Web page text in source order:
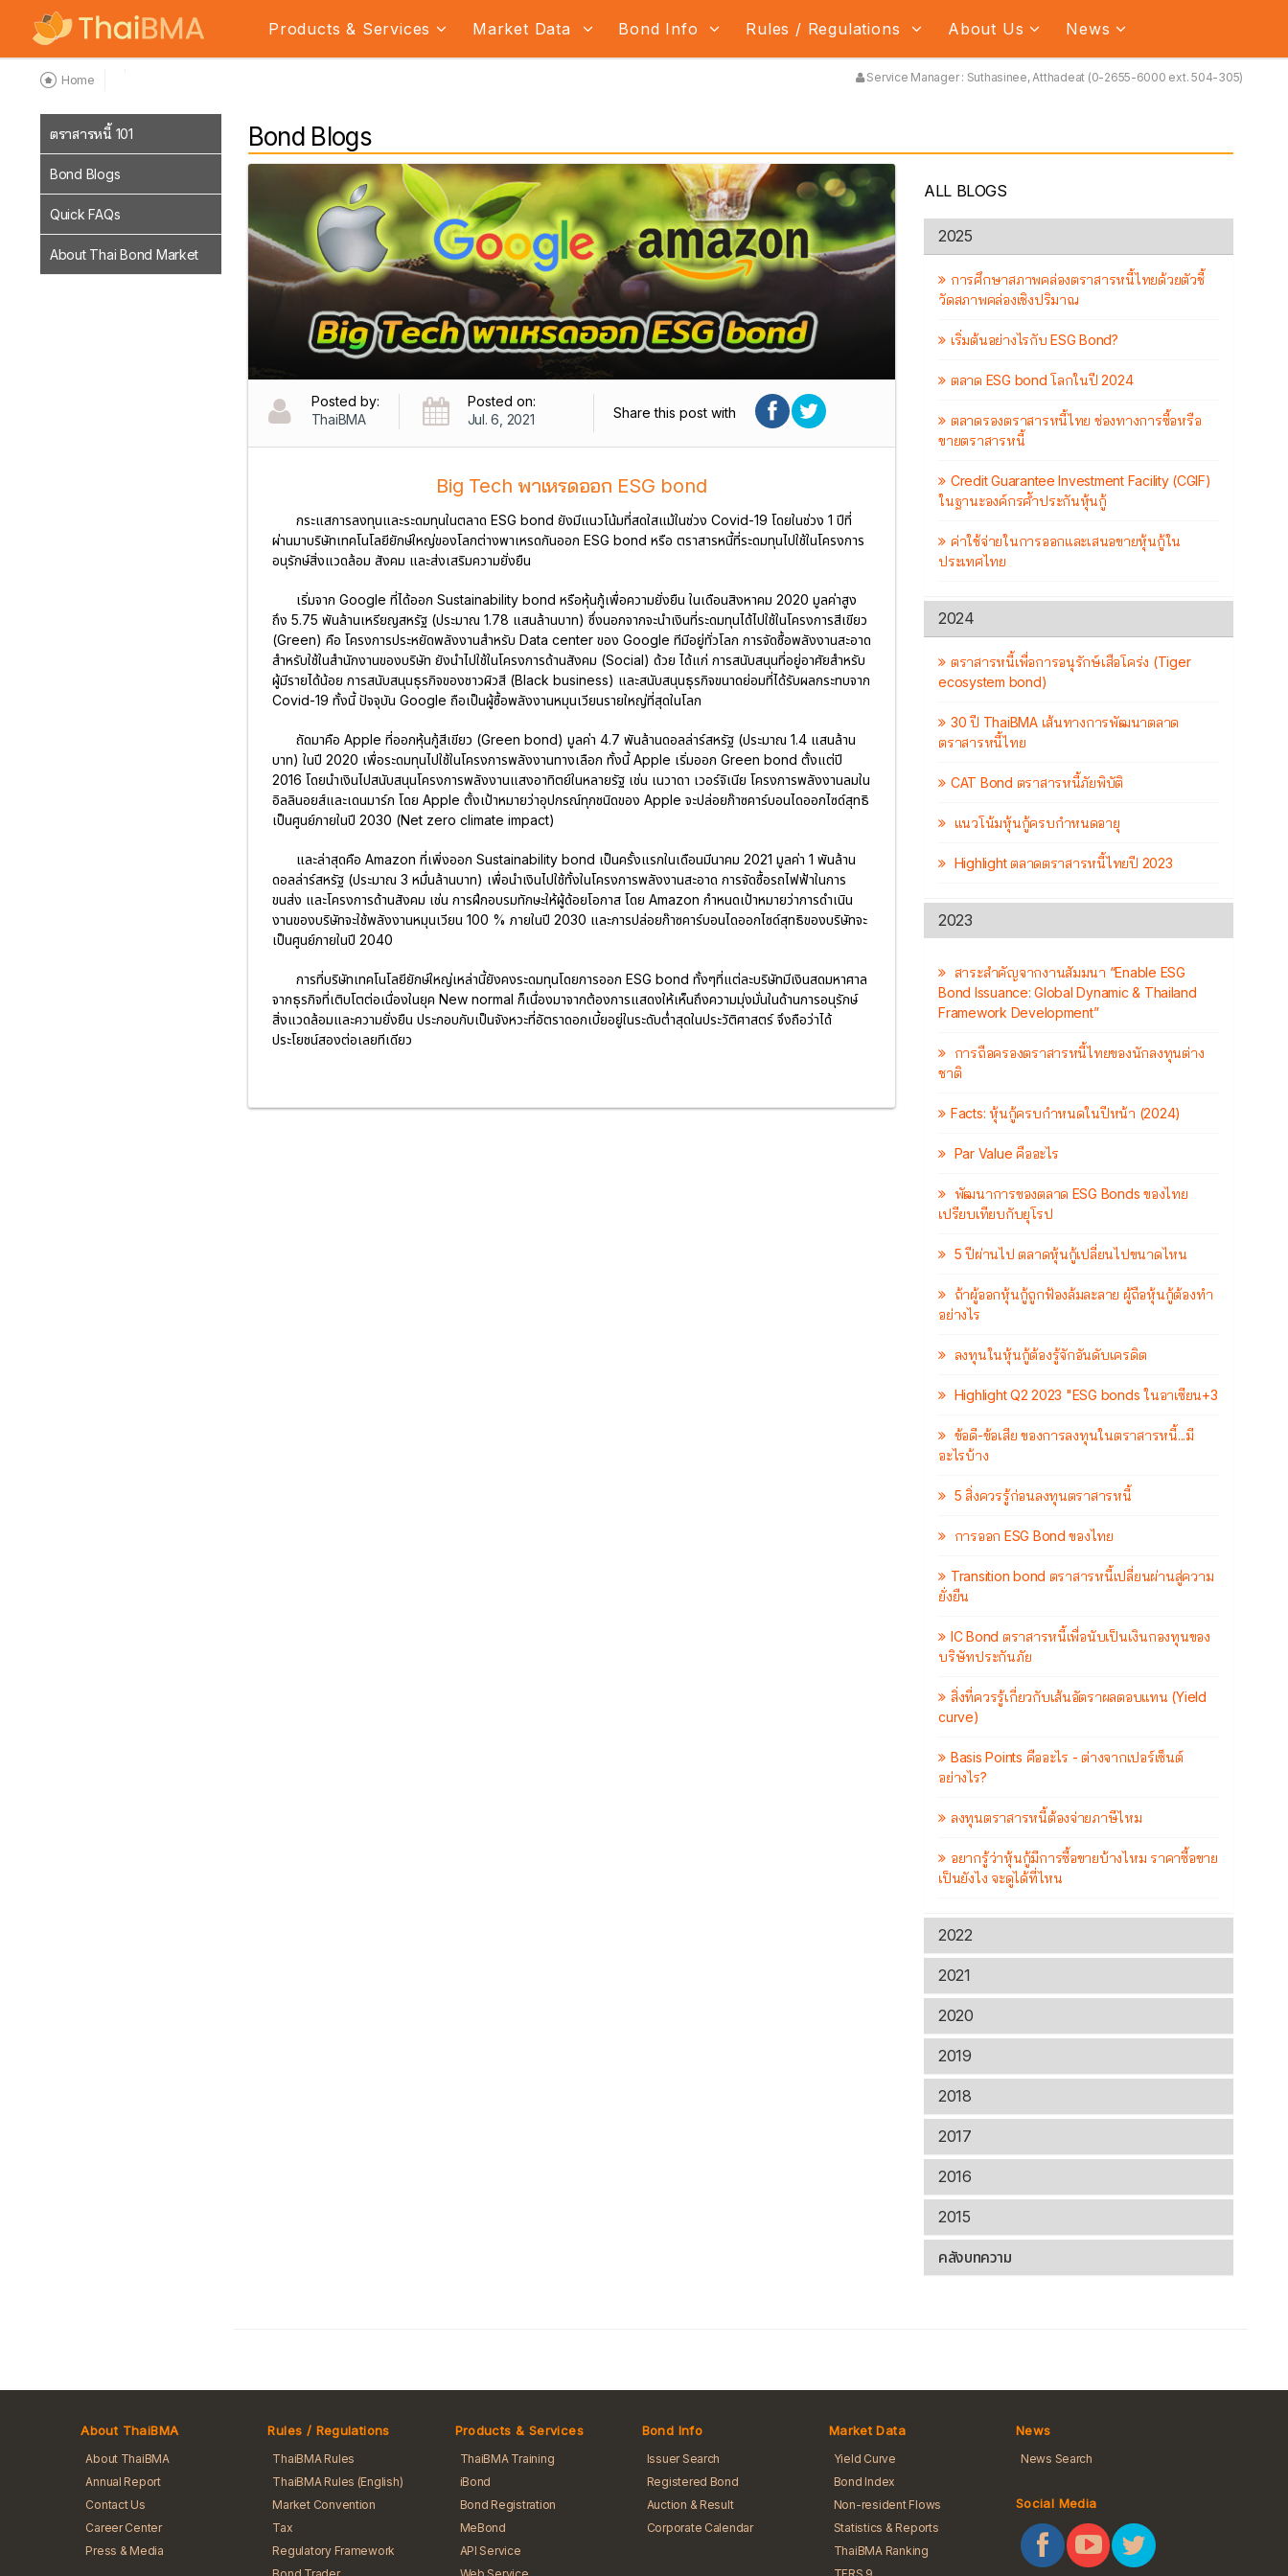
Products & Services Market Data Bond Info Rules / Regulations About Us News
Home Service Manager : Suthasinee, Atthadeat (0-2655-6000 ext. 504-305)
ตราสารหนี้ 101
Bond Blogs
Quick FAQs
About Thai Bond Market
Bond Blogs
Posted by:
ThaiBMA
Posted on:
Jul. 6, 2021
Share this post with
Big Tech พาเหรดออก ESG bond
กระแสการลงทุนและระดมทุนในตลาด ESG bond ยังมีแนวโน้มที่สดใสแม้ในช่วง Covid-19 โดยในช่วง 1 ปีที่
ผ่านมาบริษัทเทคโนโลยียักษ์ใหญ่ของโลกต่างพาเหรดกันออก ESG bond หรือ ตราสารหนี้ที่ระดมทุนไปใช้ในโครงการ
อนุรักษ์สิ่งแวดล้อม สังคม และส่งเสริมความยั่งยืน
เริ่มจาก Google ที่ได้ออก Sustainability bond หรือหุ้นกู้เพื่อความยั่งยืน ในเดือนสิงหาคม 2020 มูลค่าสูง
ถึง 5.75 พันล้านเหรียญสหรัฐ (ประมาณ 1.78 แสนล้านบาท) ซึ่งนอกจากจะนำเงินที่ระดมทุนได้ไปใช้ในโครงการสีเขียว
(Green) คือ โครงการประหยัดพลังงานสำหรับ Data center ของ Google ทีมีอยู่ทั่วโลก การจัดซื้อพลังงานสะอาด
สำหรับใช้ในสำนักงานของบริษัท ยังนำไปใช้ในโครงการด้านสังคม (Social) ด้วย ได้แก่ การสนับสนุนที่อยู่อาศัยสำหรับ
ผู้มีรายได้น้อย การสนับสนุนธุรกิจของชาวผิวสี (Black business) และสนับสนุนธุรกิจขนาดย่อมที่ได้รับผลกระทบจาก
Covid-19 ทั้งนี้ ปัจจุบัน Google ถือเป็นผู้ซื้อพลังงานหมุนเวียนรายใหญ่ที่สุดในโลก
ถัดมาคือ Apple ที่ออกหุ้นกู้สีเขียว (Green bond) มูลค่า 4.7 พันล้านดอลล่าร์สหรัฐ (ประมาณ 1.4 แสนล้าน
บาท) ในปี 2020 เพื่อระดมทุนไปใช้ในโครงการพลังงานทางเลือก ทั้งนี้ Apple เริ่มออก Green bond ตั้งแต่ปี
2016 โดยนำเงินไปสนับสนุนโครงการพลังงานแสงอาทิตย์ในหลายรัฐ เช่น เนวาดา เวอร์จิเนีย โครงการพลังงานลมใน
อิลลินอยส์และเดนมาร์ก โดย Apple ตั้งเป้าหมายว่าอุปกรณ์ทุกชนิดของ Apple จะปล่อยก๊าซคาร์บอนไดออกไซด์สุทธิ
เป็นศูนย์ภายในปี 2030 (Net zero climate impact)
และล่าสุดคือ Amazon ที่เพิ่งออก Sustainability bond เป็นครั้งแรกในเดือนมีนาคม 2021 มูลค่า 1 พันล้าน
ดอลล่าร์สหรัฐ (ประมาณ 3 หมื่นล้านบาท) เพื่อนำเงินไปใช้ทั้งในโครงการพลังงานสะอาด การจัดซื้อรถไฟฟ้าในการ
ขนส่ง และโครงการด้านสังคม เช่น การฝึกอบรมทักษะให้ผู้ด้อยโอกาส โดย Amazon กำหนดเป้าหมายว่าการดำเนิน
งานของบริษัทจะใช้พลังงานหมุนเวียน 100 % ภายในปี 2030 และการปล่อยก๊าซคาร์บอนไดออกไซด์สุทธิของบริษัทจะ
เป็นศูนย์ภายในปี 2040
การที่บริษัทเทคโนโลยียักษ์ใหญ่เหล่านี้ยังคงระดมทุนโดยการออก ESG bond ทั้งๆที่แต่ละบริษัทมีเงินสดมหาศาล
จากธุรกิจที่เติบโตต่อเนื่องในยุค New normal ก็เนื่องมาจากต้องการแสดงให้เห็นถึงความมุ่งมั่นในด้านการอนุรักษ์
สิ่งแวดล้อมและความยั่งยืน ประกอบกับเป็นจังหวะที่อัตราดอกเบี้ยอยู่ในระดับต่ำสุดในประวัติศาสตร์ จึงถือว่าได้
ประโยชน์สองต่อเลยทีเดียว
ALL BLOGS
2025
การศึกษาสภาพคล่องตราสารหนี้ไทยด้วยตัวชี้
วัดสภาพคล่องเชิงปริมาณ
เริ่มต้นอย่างไรกับ ESG Bond?
ตลาด ESG bond โลกในปี 2024
ตลาดรองตราสารหนี้ไทย ช่องทางการซื้อหรือ
ขายตราสารหนี้
Credit Guarantee Investment Facility (CGIF)
ในฐานะองค์กรค้ำประกันหุ้นกู้
ค่าใช้จ่ายในการออกและเสนอขายหุ้นกู้ใน
ประเทศไทย
2024
ตราสารหนี้เพื่อการอนุรักษ์เสือโคร่ง (Tiger
ecosystem bond)
30 ปี ThaiBMA เส้นทางการพัฒนาตลาด
ตราสารหนี้ไทย
CAT Bond ตราสารหนี้ภัยพิบัติ
แนวโน้มหุ้นกู้ครบกำหนดอายุ
Highlight ตลาดตราสารหนี้ไทยปี 2023
2023
สาระสำคัญจากงานสัมมนา “Enable ESG
Bond Issuance: Global Dynamic & Thailand
Framework Development”
การถือครองตราสารหนี้ไทยของนักลงทุนต่าง
ชาติ
Facts: หุ้นกู้ครบกำหนดในปีหน้า (2024)
Par Value คืออะไร
พัฒนาการของตลาด ESG Bonds ของไทย
เปรียบเทียบกับยุโรป
5 ปีผ่านไป ตลาดหุ้นกู้เปลี่ยนไปขนาดไหน
ถ้าผู้ออกหุ้นกู้ถูกฟ้องล้มละลาย ผู้ถือหุ้นกู้ต้องทำ
อย่างไร
ลงทุนในหุ้นกู้ต้องรู้จักอันดับเครดิต
Highlight Q2 2023 "ESG bonds ในอาเซียน+3
ข้อดี-ข้อเสีย ของการลงทุนในตราสารหนี้...มี
อะไรบ้าง
5 สิ่งควรรู้ก่อนลงทุนตราสารหนี้
การออก ESG Bond ของไทย
Transition bond ตราสารหนี้เปลี่ยนผ่านสู่ความ
ยั่งยืน
IC Bond ตราสารหนี้เพื่อนับเป็นเงินกองทุนของ
บริษัทประกันภัย
สิ่งที่ควรรู้เกี่ยวกับเส้นอัตราผลตอบแทน (Yield
curve)
Basis Points คืออะไร - ต่างจากเปอร์เซ็นต์
อย่างไร?
ลงทุนตราสารหนี้ต้องจ่ายภาษีไหม
อยากรู้ว่าหุ้นกู้มีการซื้อขายบ้างไหม ราคาซื้อขาย
เป็นยังไง จะดูได้ที่ไหน
2022
2021
2020
2019
2018
2017
2016
2015
คลังบทความ
About ThaiBMA
About ThaiBMA
Annual Report
Contact Us
Career Center
Press & Media
Rules / Regulations
ThaiBMA Rules
ThaiBMA Rules (English)
Market Convention
Tax
Regulatory Framework
Products & Services
ThaiBMA Training
iBond
Bond Registration
MeBond
API Service
Bond Info
Issuer Search
Registered Bond
Auction & Result
Corporate Calendar
Market Data
Yield Curve
Bond Index
Non-resident Flows
Statistics & Reports
ThaiBMA Ranking
News
News Search
Social Media